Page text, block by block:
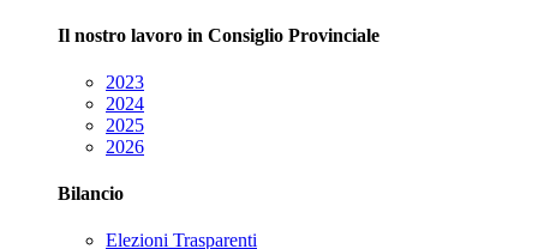
Il nostro lavoro in Consiglio Provinciale
2023
2024
2025
2026
Bilancio
Elezioni Trasparenti